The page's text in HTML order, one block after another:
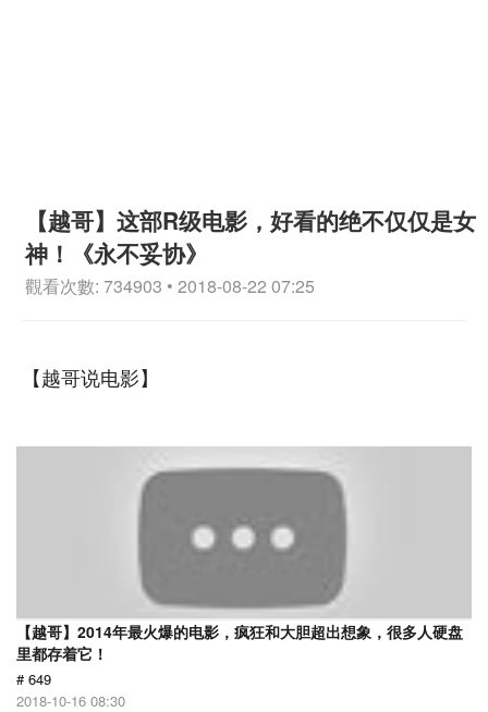
【越哥】这部R级电影，好看的绝不仅仅是女
神！《永不妥协》
觀看次數: 734903 • 2018-08-22 07:25
【越哥说电影】
【越哥】2014年最火爆的电影，疯狂和大胆超出想象，很多人硬盘
里都存着它！
# 649
2018-10-16 08:30